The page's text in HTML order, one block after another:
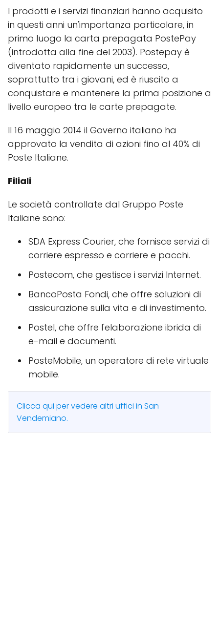
I prodotti e i servizi finanziari hanno acquisito
in questi anni un'importanza particolare, in
primo luogo la carta prepagata PostePay
(introdotta alla fine del 2003). Postepay è
diventato rapidamente un successo,
soprattutto tra i giovani, ed è riuscito a
conquistare e mantenere la prima posizione a
livello europeo tra le carte prepagate.
Il 16 maggio 2014 il Governo italiano ha
approvato la vendita di azioni fino al 40% di
Poste Italiane.
Filiali
Le società controllate dal Gruppo Poste
Italiane sono:
SDA Express Courier, che fornisce servizi di
corriere espresso e corriere e pacchi.
Postecom, che gestisce i servizi Internet.
BancoPosta Fondi, che offre soluzioni di
assicurazione sulla vita e di investimento.
Postel, che offre l'elaborazione ibrida di
e-mail e documenti.
PosteMobile, un operatore di rete virtuale
mobile.
Clicca qui per vedere altri uffici in San
Vendemiano.